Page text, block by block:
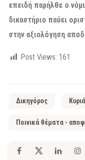
επειδή παρήλθε ο
δικαστήριο παύει
στην αξιολόγηση
Post Views: 161
Δικηγόρος
Ποινικά θέματα -